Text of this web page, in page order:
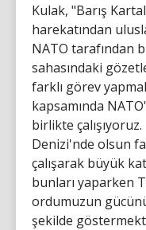
Kulak, "Barış
harekatından
NATO tarafından
sahasındaki
farklı görev
kapsamında
birlikte
Denizi'nde olsun
çalışarak büyük
bunları yaparken
ordumuzun
şekilde